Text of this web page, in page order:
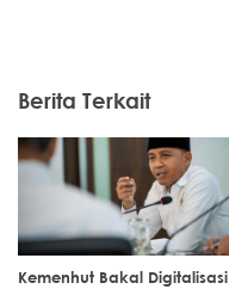
Berita Terkait
Kemenhut Bakal Digitalisasi